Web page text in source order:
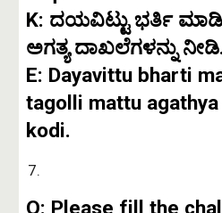
K: ದಯವಿಟ್ಟು ಭರ್ತಿ
ಅಗತ್ಯ ದಾಖಲೆಗಳನ್ನು
E: Dayavittu bharti
tagolli mattu
kodi.
Q: Please fill the